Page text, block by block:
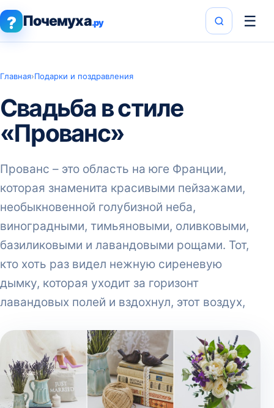
? Почемуха.ру ☰
Главная›Подарки и поздравления
Свадьба в стиле
«Прованс»
Прованс – это область на юге Франции,
которая знаменита красивыми пейзажами,
необыкновенной голубизной неба,
виноградными, тимьяновыми, оливковыми,
базиликовыми и лавандовыми рощами. Тот,
кто хоть раз видел нежную сиреневую
дымку, которая уходит за горизонт
лавандовых полей и вздохнул, этот воздух,